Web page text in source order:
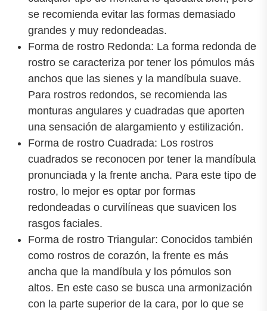
se recomienda evitar las formas demasiado
grandes y muy redondeadas.
Forma de rostro Redonda: La forma redonda de
rostro se caracteriza por tener los pómulos más
anchos que las sienes y la mandíbula suave.
Para rostros redondos, se recomienda las
monturas angulares y cuadradas que aporten
una sensación de alargamiento y estilización.
Forma de rostro Cuadrada: Los rostros
cuadrados se reconocen por tener la mandíbula
pronunciada y la frente ancha. Para este tipo de
rostro, lo mejor es optar por formas
redondeadas o curvilíneas que suavicen los
rasgos faciales.
Forma de rostro Triangular: Conocidos también
como rostros de corazón, la frente es más
ancha que la mandíbula y los pómulos son
altos. En este caso se busca una armonización
con la parte superior de la cara, por lo que se